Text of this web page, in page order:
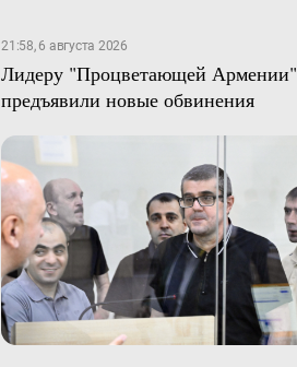
21:58, 6 августа 2026
Лидеру "Процветающей Армении"
предъявили новые обвинения